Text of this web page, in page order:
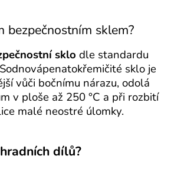
bezpečnostním sklem?
sklo dle standardu
sklo je
vůči bočnímu nárazu, odolá
v ploše až 250 °C a při rozbití
malé neostré úlomky.
dílů?